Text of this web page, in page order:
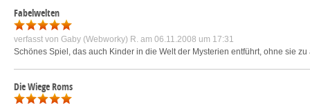
Fabelwelten
verfasst von Gaby (Webworky) R. am 06.11.2008 um 17:31
Schönes Spiel, das auch Kinder in die Welt der Mysterien entführt, ohne sie
Die Wiege Roms